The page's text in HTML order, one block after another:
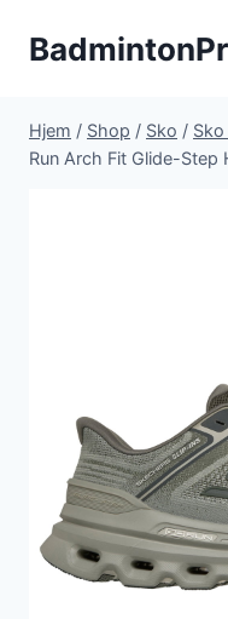
Hjem / Shop / Sko /
Run Arch Fit Glide-Step